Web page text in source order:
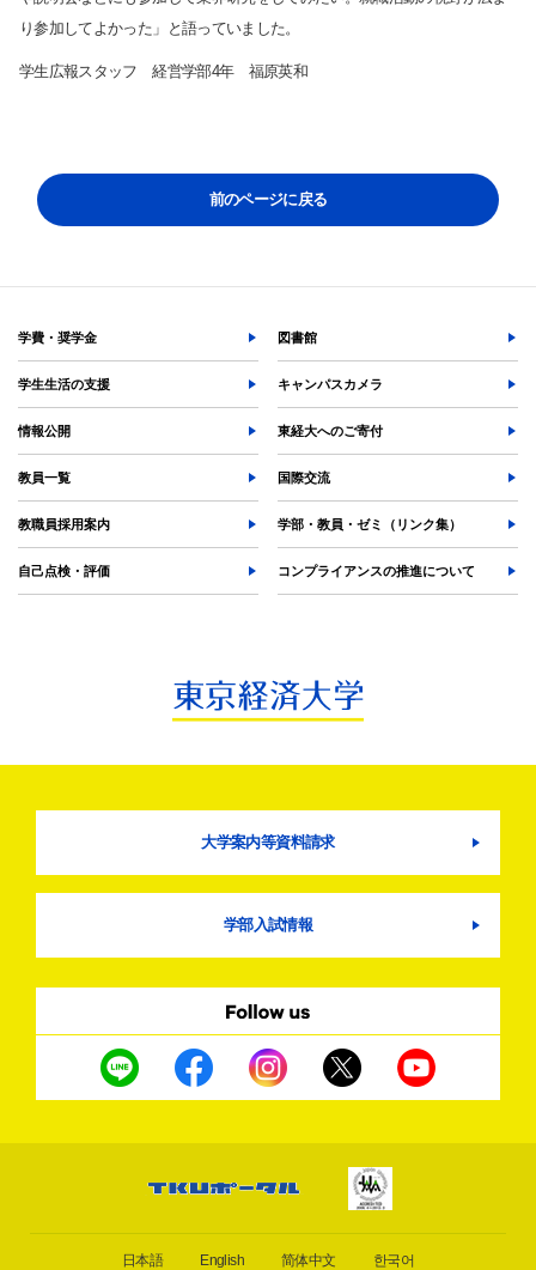
オープンキャンパス
各種証明書の発行
り参加してよかった」と語っていました。
学生広報スタッフ 経営学部4年 福原英和
前のページに戻る
学費・奨学金 図書館
学生生活の支援 キャンパスカメラ
情報公開 東経大へのご寄付
教員一覧 国際交流
教職員採用案内 学部・教員・ゼミ（リンク集）
自己点検・評価 コンプライアンスの推進について
大学案内等資料請求
学部入試情報
日本語 English 简体中文 한국어